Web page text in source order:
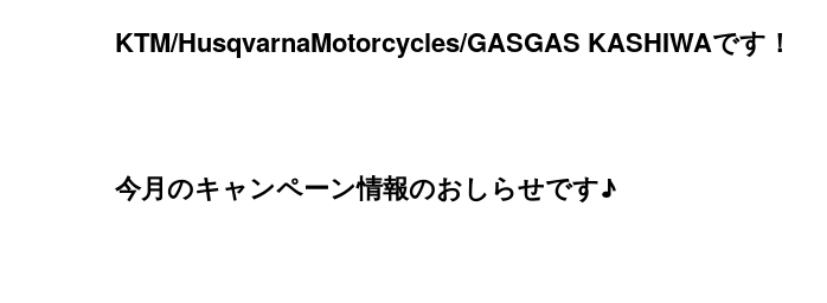
KTM/HusqvarnaMotorcycles/GASGAS KASHIWAです！
今月のキャンペーン情報のおしらせです♪